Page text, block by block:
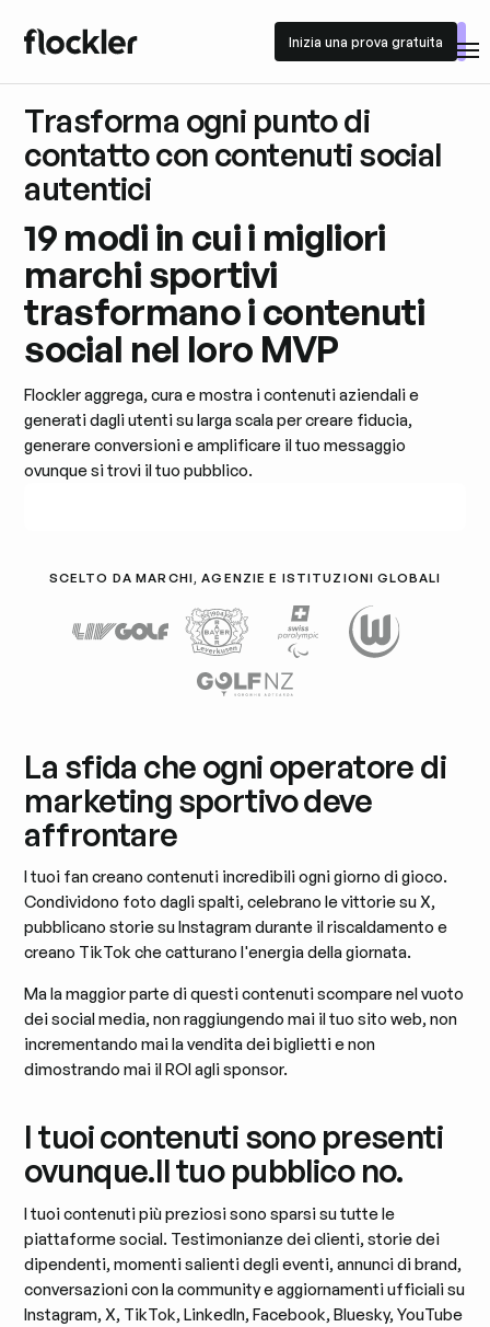
Inizia una prova gratuita
Inizia una prova gratuita
Trasforma ogni punto di
contatto con contenuti social
autentici
19 modi in cui i migliori
marchi sportivi
trasformano i contenuti
social nel loro MVP
Flockler aggrega, cura e mostra i contenuti aziendali e
generati dagli utenti su larga scala per creare fiducia,
generare conversioni e amplificare il tuo messaggio
ovunque si trovi il tuo pubblico.
SCELTO DA MARCHI, AGENZIE E ISTITUZIONI GLOBALI
La sfida che ogni operatore di
marketing sportivo deve
affrontare
I tuoi fan creano contenuti incredibili ogni giorno di gioco.
Condividono foto dagli spalti, celebrano le vittorie su X,
pubblicano storie su Instagram durante il riscaldamento e
creano TikTok che catturano l'energia della giornata.
Ma la maggior parte di questi contenuti scompare nel vuoto
dei social media, non raggiungendo mai il tuo sito web, non
incrementando mai la vendita dei biglietti e non
dimostrando mai il ROI agli sponsor.
I tuoi contenuti sono presenti
ovunque.Il tuo pubblico no.
I tuoi contenuti più preziosi sono sparsi su tutte le
piattaforme social. Testimonianze dei clienti, storie dei
dipendenti, momenti salienti degli eventi, annunci di brand,
conversazioni con la community e aggiornamenti ufficiali su
Instagram, X, TikTok, LinkedIn, Facebook, Bluesky, YouTube